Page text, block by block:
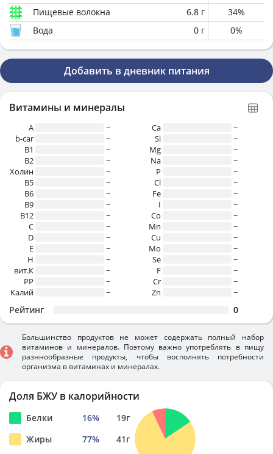
Пищевые волокна
6.8 г 34%
Вода
0 г 0%
Добавить в дневник питания
Витамины и минералы
A
~
b-car
~
В1
~
B2
~
Холин
~
B5
~
B6
~
B9
~
B12
~
C
~
D
~
E
~
H
~
вит.К
~
PP
~
Калий
~
Ca
~
Si
~
Mg
~
Na
~
P
~
Cl
~
Fe
~
I
~
Co
~
Mn
~
Cu
~
Mo
~
Se
~
F
~
Cr
~
Zn
~
Рейтинг 0
Большинство продуктов не может содержать полный набор
витаминов и минералов. Поэтому важно употреблять в пищу
разннообразные продукты, чтобы восполнять потребности
организма в витаминах и минералах.
Доля БЖУ в калорийности
Белки 16% 19г
Жиры
77% 41г